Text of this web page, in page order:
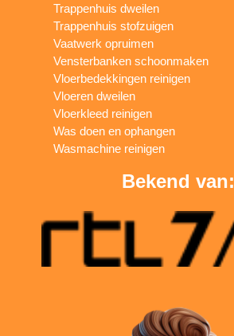
Trappenhuis dweilen
Trappenhuis stofzuigen
Vaatwerk opruimen
Vensterbanken schoonmaken
Vloerbedekkingen reinigen
Vloeren dweilen
Vloerkleed reinigen
Was doen en ophangen
Wasmachine reinigen
Bekend van: